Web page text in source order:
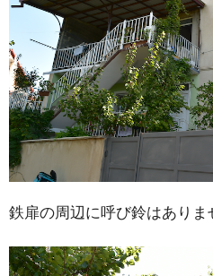
鉄扉の周辺に呼び鈴はありま